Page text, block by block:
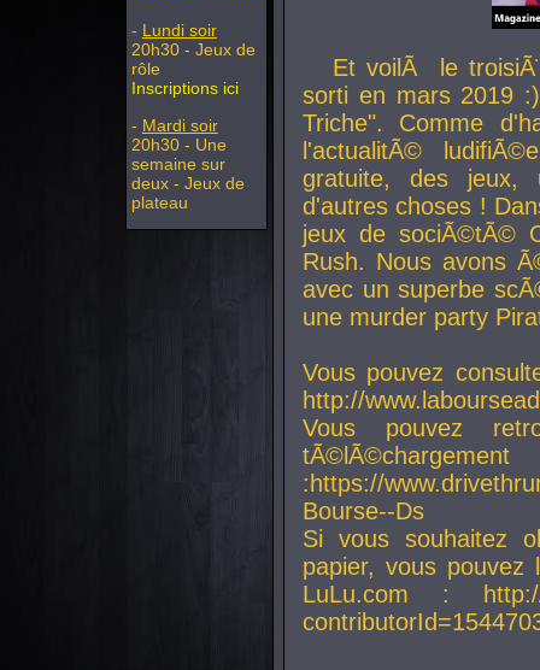
- Lundi soir
20h30 - Jeux de
rôle
Inscriptions ici
- Mardi soir
20h30 - Une
semaine sur
deux - Jeux de
plateau
Et voilÃ le
sorti en mars 2019
Triche". Comme
l'actualitÃ©
gratuite, des jeux,
d'autres choses !
jeux de sociÃ©tÃ©
Rush. Nous avons
avec un superbe
une murder party
Vous pouvez
http://
Vous pouvez
:https://
Bourse--Ds
Si vous souhaitez
papier, vous
LuLu.com : http://